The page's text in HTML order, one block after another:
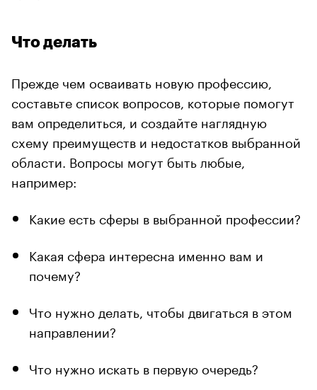
Что делать
Прежде чем осваивать новую профессию,
составьте список вопросов, которые помогут
вам определиться, и создайте наглядную
схему преимуществ и недостатков выбранной
области. Вопросы могут быть любые,
например:
Какие есть сферы в выбранной профессии?
Какая сфера интересна именно вам и
почему?
Что нужно делать, чтобы двигаться в этом
направлении?
Что нужно искать в первую очередь?